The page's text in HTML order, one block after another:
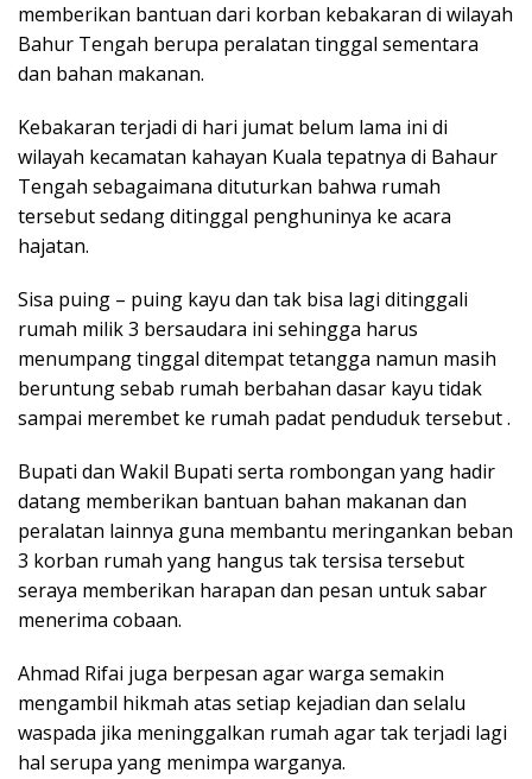
memberikan bantuan dari korban kebakaran di wilayah
Bahur Tengah berupa peralatan tinggal sementara
dan bahan makanan.
Kebakaran terjadi di hari jumat belum lama ini di
wilayah kecamatan kahayan Kuala tepatnya di Bahaur
Tengah sebagaimana dituturkan bahwa rumah
tersebut sedang ditinggal penghuninya ke acara
hajatan.
Sisa puing – puing kayu dan tak bisa lagi ditinggali
rumah milik 3 bersaudara ini sehingga harus
menumpang tinggal ditempat tetangga namun masih
beruntung sebab rumah berbahan dasar kayu tidak
sampai merembet ke rumah padat penduduk tersebut .
Bupati dan Wakil Bupati serta rombongan yang hadir
datang memberikan bantuan bahan makanan dan
peralatan lainnya guna membantu meringankan beban
3 korban rumah yang hangus tak tersisa tersebut
seraya memberikan harapan dan pesan untuk sabar
menerima cobaan.
Ahmad Rifai juga berpesan agar warga semakin
mengambil hikmah atas setiap kejadian dan selalu
waspada jika meninggalkan rumah agar tak terjadi lagi
hal serupa yang menimpa warganya.